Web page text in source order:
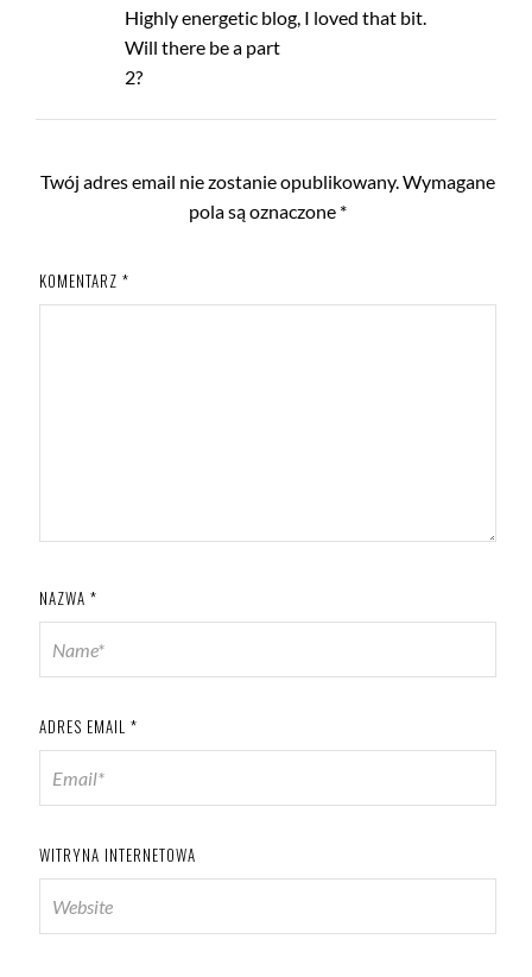
Highly energetic blog, I loved that bit.
Will there be a part
2?
Twój adres email nie zostanie opublikowany.Wymagane
pola są oznaczone *
KOMENTARZ *
NAZWA *
ADRES EMAIL *
WITRYNA INTERNETOWA